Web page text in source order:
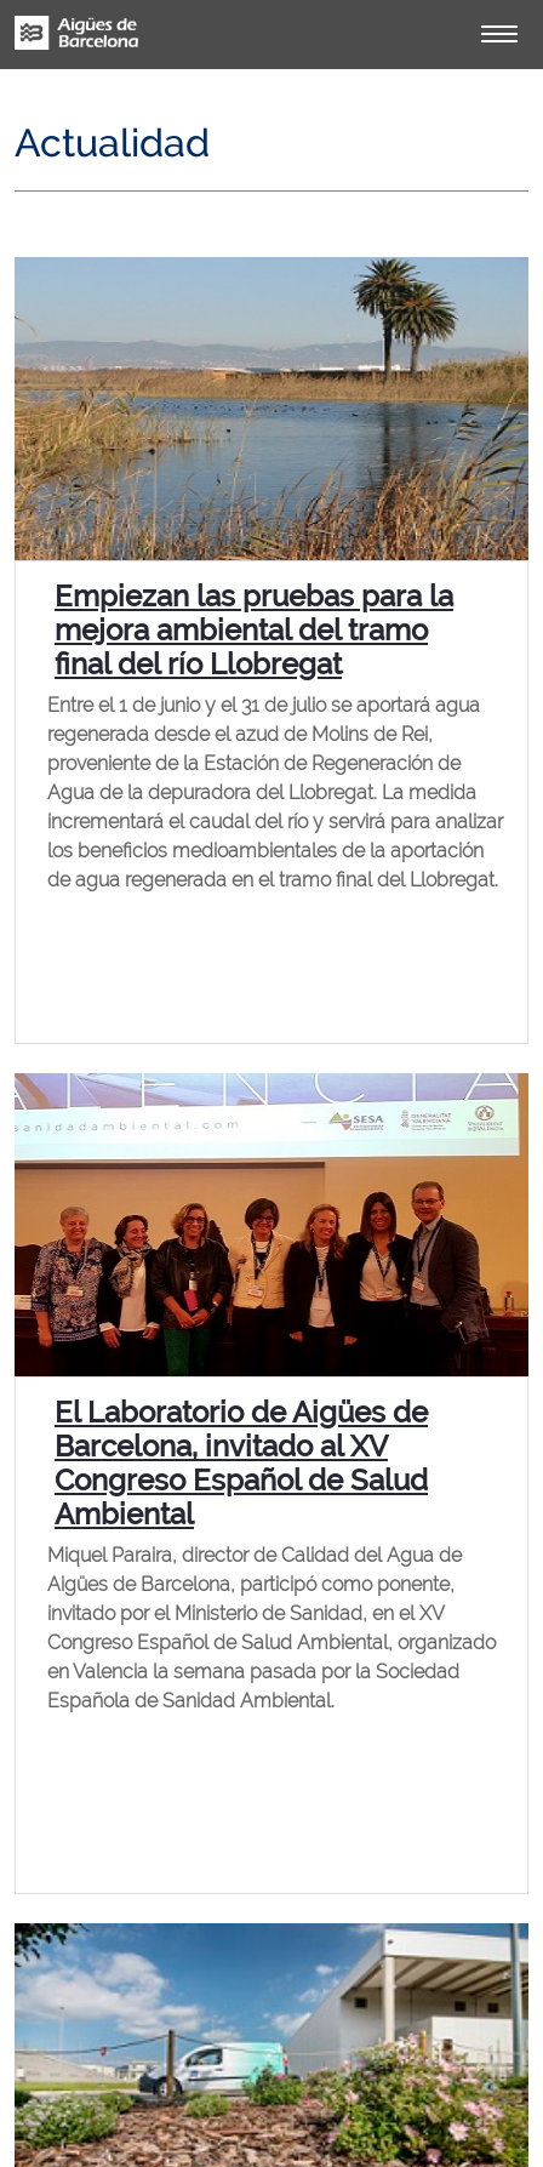
Actualidad
Empiezan las pruebas para la
mejora ambiental del tramo
final del río Llobregat
Entre el 1 de junio y el 31 de julio se aportará agua
regenerada desde el azud de Molins de Rei,
proveniente de la Estación de Regeneración de
Agua de la depuradora del Llobregat. La medida
incrementará el caudal del río y servirá para analizar
los beneficios medioambientales de la aportación
de agua regenerada en el tramo final del Llobregat.
El Laboratorio de Aigües de
Barcelona, ​​invitado al XV
Congreso Español de Salud
Ambiental
Miquel Paraira, director de Calidad del Agua de
Aigües de Barcelona, ​​participó como ponente,
invitado por el Ministerio de Sanidad, en el XV
Congreso Español de Salud Ambiental, organizado
en Valencia la semana pasada por la Sociedad
Española de Sanidad Ambiental.